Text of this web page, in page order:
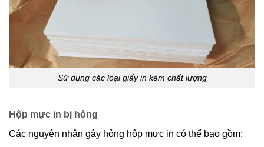
Sử dụng các loại giấy in kém chất lượng
Hộp mực in bị hỏng
Các nguyên nhân gây hỏng hộp mực in có thể bao gồm: